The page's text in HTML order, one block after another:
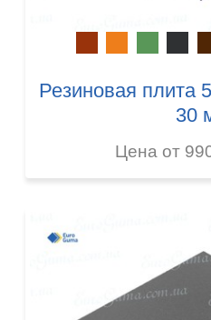
Резиновая плита
30
Цена от